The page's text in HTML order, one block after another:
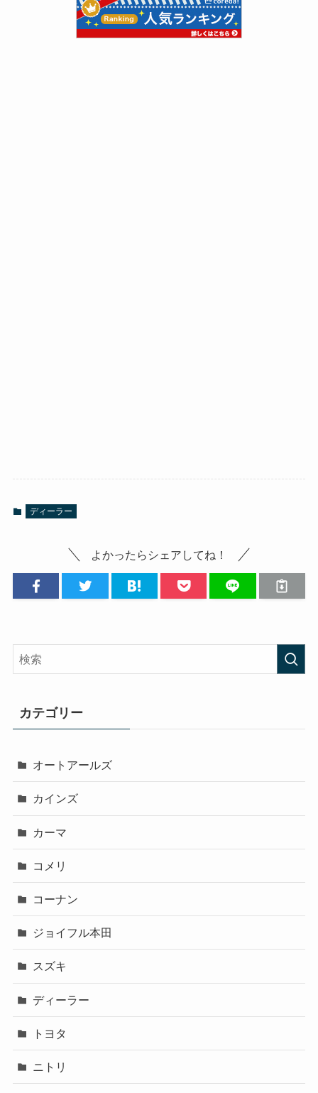
ディーラー
よかったらシェアしてね！
カテゴリー
オートアールズ
カインズ
カーマ
コメリ
コーナン
ジョイフル本田
スズキ
ディーラー
トヨタ
ニトリ